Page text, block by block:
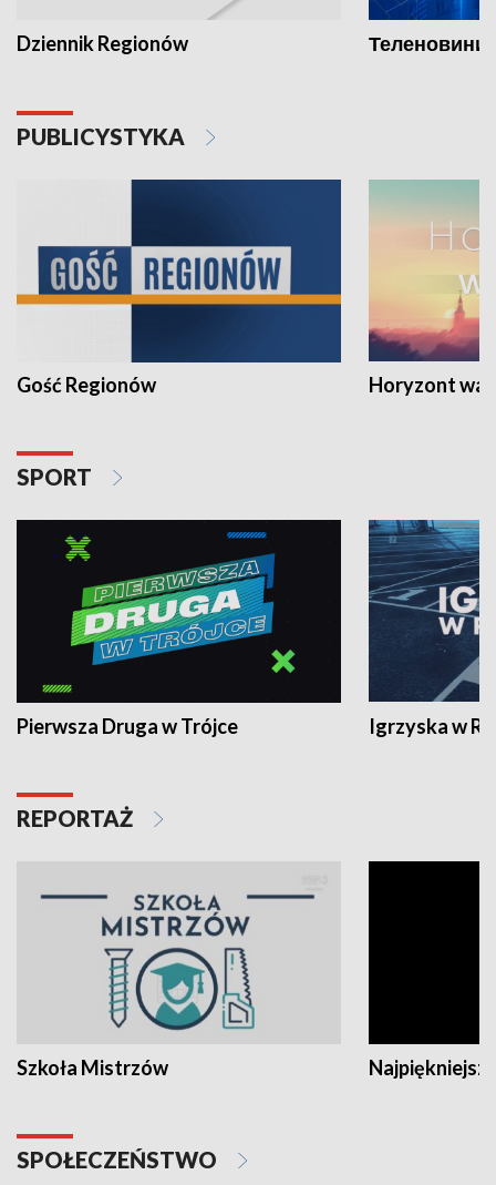
Dziennik Regionów Теленовини
PUBLICYSTYKA
Gość Regionów Horyzont
SPORT
Pierwsza Druga w Trójce Igrzyska w
REPORTAŻ
Szkoła Mistrzów
SPOŁECZEŃSTWO